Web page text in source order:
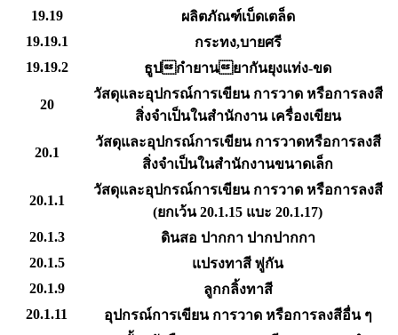
19.19
ผลิตภัณฑ์เบ็ดเตล็ด
19.19.1
กระทง,บายศรี
19.19.2
ธูปกำยานยากันยุงแท่ง-ขด
20
วัสดุและอุปกรณ์การเขียน การวาด หรือการลงสี
สิ่งจำเป็นในสำนักงาน เครื่องเขียน
20.1
วัสดุและอุปกรณ์การเขียน การวาดหรือการลงสี
สิ่งจำเป็นในสำนักงานขนาดเล็ก
20.1.1
วัสดุและอุปกรณ์การเขียน การวาด หรือการลงสี
(ยกเว้น 20.1.15 แบะ 20.1.17)
20.1.3
ดินสอ ปากกา ปากปากกา
20.1.5
แปรงทาสี พู่กัน
20.1.9
ลูกกลิ้งทาสี
20.1.11
อุปกรณ์การเขียน การวาด หรือการลงสีอื่น ๆ